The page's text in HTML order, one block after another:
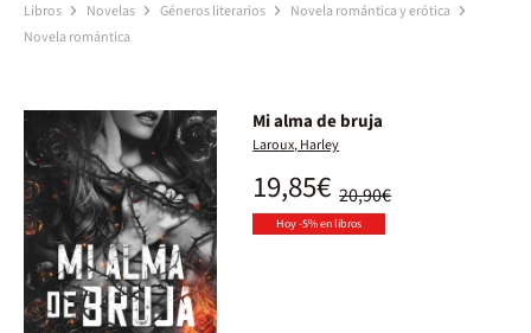
Libros Novelas Géneros literarios
Novela romántica y erótica
Novela romántica
Mi alma de bruja
Laroux, Harley
20,90€
19,85€
Hoy -5% en libros